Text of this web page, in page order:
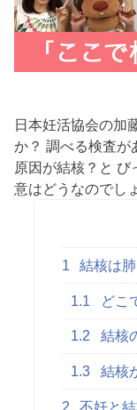
日本妊活協会の加
か？ 調べる検査が
原因が結核？と
意はどうなのでし
1 結核は
1.1 どこ
1.2 結核
1.3 結核
2 不妊と